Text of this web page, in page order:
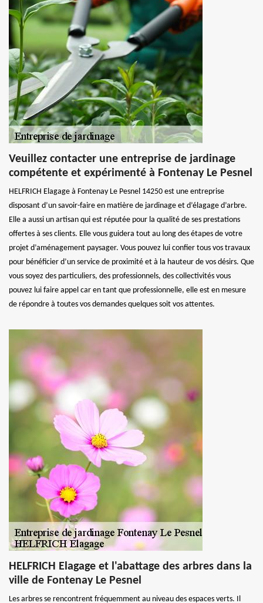
Veuillez contacter une entreprise de jardinage
compétente et expérimenté à Fontenay Le Pesnel
HELFRICH Elagage à Fontenay Le Pesnel 14250 est une entreprise
disposant d’un savoir-faire en matière de jardinage et d’élagage d’arbre.
Elle a aussi un artisan qui est réputée pour la qualité de ses prestations
offertes à ses clients. Elle vous guidera tout au long des étapes de votre
projet d’aménagement paysager. Vous pouvez lui confier tous vos travaux
pour bénéficier d’un service de proximité et à la hauteur de vos désirs. Que
vous soyez des particuliers, des professionnels, des collectivités vous
pouvez lui faire appel car en tant que professionnelle, elle est en mesure
de répondre à toutes vos demandes quelques soit vos attentes.
HELFRICH Elagage et l'abattage des arbres dans la
ville de Fontenay Le Pesnel
Les arbres se rencontrent fréquemment au niveau des espaces verts. Il